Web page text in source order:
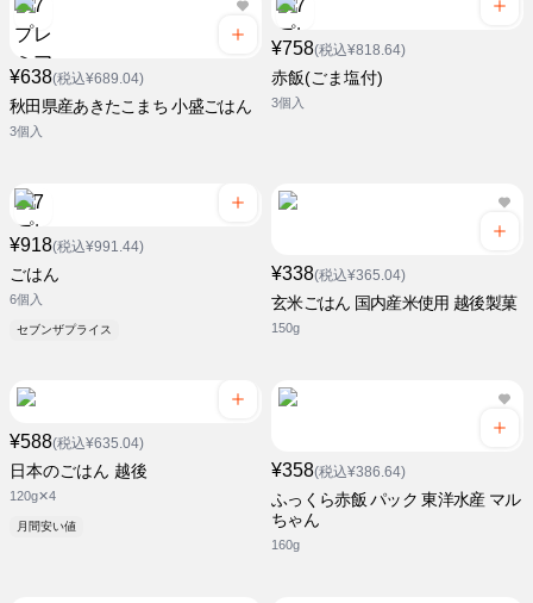
¥638(税込¥689.04)
秋田県産あきたこまち 小盛ごはん
3個入
¥758(税込¥818.64)
赤飯(ごま塩付)
3個入
¥918(税込¥991.44)
ごはん
6個入
セブンザプライス
¥338(税込¥365.04)
玄米ごはん 国内産米使用 越後製菓
150g
¥588(税込¥635.04)
日本のごはん 越後
120g✕4
月間安い値
¥358(税込¥386.64)
ふっくら赤飯 パック 東洋水産 マル
ちゃん
160g